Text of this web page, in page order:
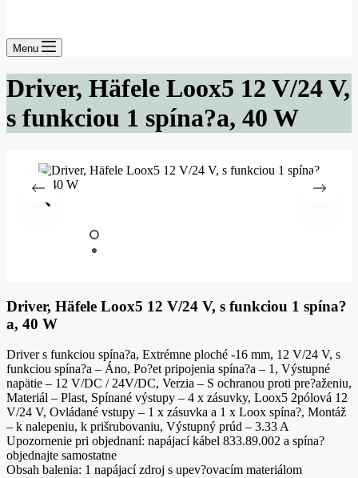
Menu
Driver, Häfele Loox5 12 V/24 V,
s funkciou 1 spína?a, 40 W
🔍
Driver, Häfele Loox5 12 V/24 V, s funkciou 1 spína?
a, 40 W
Driver s funkciou spína?a, Extrémne ploché -16 mm, 12 V/24 V, s
funkciou spína?a – Áno, Po?et pripojenia spína?a – 1, Výstupné
napätie – 12 V/DC / 24V/DC, Verzia – S ochranou proti pre?aženiu,
Materiál – Plast, Spínané výstupy – 4 x zásuvky, Loox5 2pólová 12
V/24 V, Ovládané vstupy – 1 x zásuvka a 1 x Loox spína?, Montáž
– k nalepeniu, k prišrubovaniu, Výstupný prúd – 3.33 A
Upozornenie pri objednaní: napájací kábel 833.89.002 a spína?
objednajte samostatne
Obsah balenia: 1 napájací zdroj s upev?ovacím materiálom